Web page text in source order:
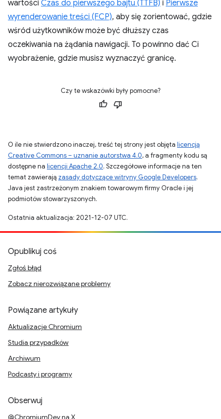
wartości Czas do pierwszego bajtu (TTFB) i Pierwsze
wyrenderowanie treści (FCP), aby się zorientować, gdzie
wśród użytkowników może być dłuższy czas
oczekiwania na żądania nawigacji. To powinno dać Ci
wyobrażenie, gdzie musisz wyznaczyć granicę.
Czy te wskazówki były pomocne?
O ile nie stwierdzono inaczej, treść tej strony jest objęta licencją
Creative Commons – uznanie autorstwa 4.0, a fragmenty kodu są
dostępne na licencji Apache 2.0. Szczegółowe informacje na ten
temat zawierają zasady dotyczące witryny Google Developers.
Java jest zastrzeżonym znakiem towarowym firmy Oracle i jej
podmiotów stowarzyszonych.
Ostatnia aktualizacja: 2021-12-07 UTC.
Opublikuj coś
Zgłoś błąd
Zobacz nierozwiązane problemy
Powiązane artykuły
Aktualizacje Chromium
Studia przypadków
Archiwum
Podcasty i programy
Obserwuj
@ChromiumDev na X